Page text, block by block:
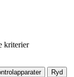
kriterier
Ryd